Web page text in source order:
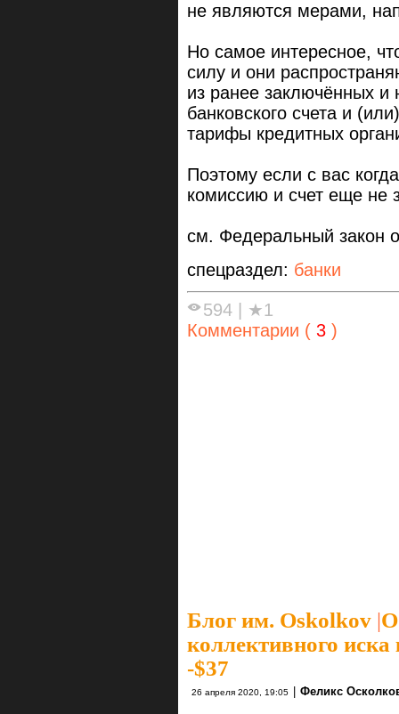
не являются мерами,
Но самое интересное,
силу и они
из ранее заключённых и
банковского счета и
тарифы кредитных
Поэтому если с вас
комиссию и счет еще не
см. Федеральный закон
спецраздел: банки
594
★1
Комментарии ( 3 )
Блог им. Oskolkov |О
коллективного
-$37
26 апреля 2020, 19:05 Феликс